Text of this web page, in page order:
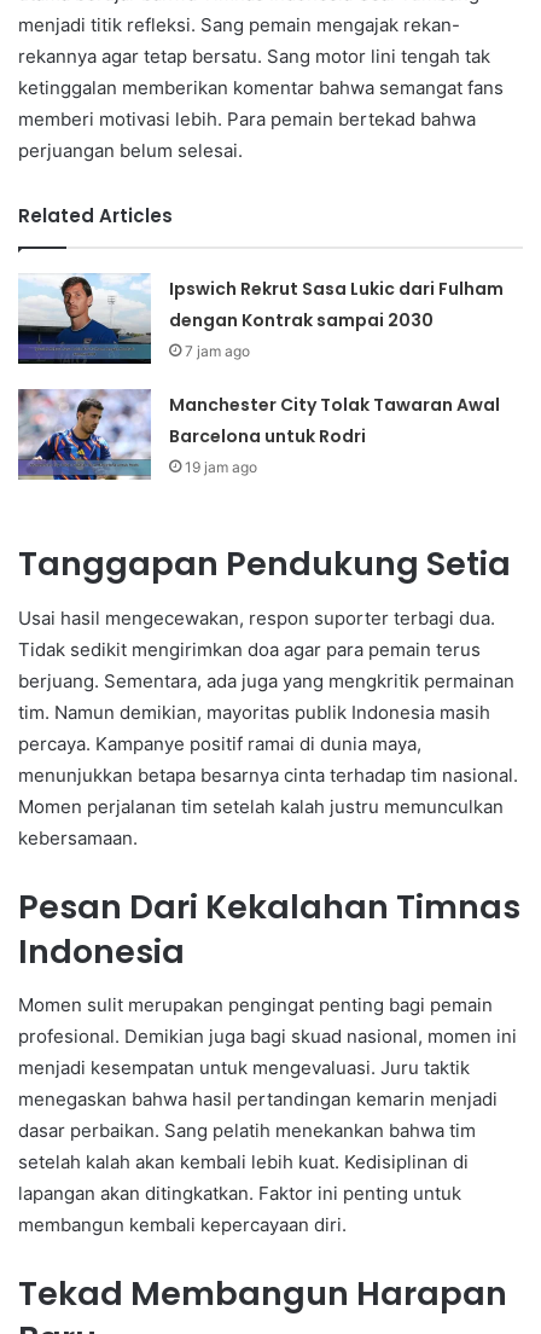
menjadi titik refleksi. Sang pemain mengajak rekan-
rekannya agar tetap bersatu. Sang motor lini tengah tak
ketinggalan memberikan komentar bahwa semangat fans
memberi motivasi lebih. Para pemain bertekad bahwa
perjuangan belum selesai.
Related Articles
Ipswich Rekrut Sasa Lukic dari Fulham
dengan Kontrak sampai 2030
7 jam ago
Manchester City Tolak Tawaran Awal
Barcelona untuk Rodri
19 jam ago
Tanggapan Pendukung Setia
Usai hasil mengecewakan, respon suporter terbagi dua.
Tidak sedikit mengirimkan doa agar para pemain terus
berjuang. Sementara, ada juga yang mengkritik permainan
tim. Namun demikian, mayoritas publik Indonesia masih
percaya. Kampanye positif ramai di dunia maya,
menunjukkan betapa besarnya cinta terhadap tim nasional.
Momen perjalanan tim setelah kalah justru memunculkan
kebersamaan.
Pesan Dari Kekalahan Timnas
Indonesia
Momen sulit merupakan pengingat penting bagi pemain
profesional. Demikian juga bagi skuad nasional, momen ini
menjadi kesempatan untuk mengevaluasi. Juru taktik
menegaskan bahwa hasil pertandingan kemarin menjadi
dasar perbaikan. Sang pelatih menekankan bahwa tim
setelah kalah akan kembali lebih kuat. Kedisiplinan di
lapangan akan ditingkatkan. Faktor ini penting untuk
membangun kembali kepercayaan diri.
Tekad Membangun Harapan